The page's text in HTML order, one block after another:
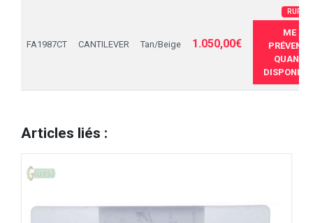
FA1987CT CANTILEVER Tan/Beige 1.050,00€
ME
PRÉVENIR
QUAND
Articles liés :